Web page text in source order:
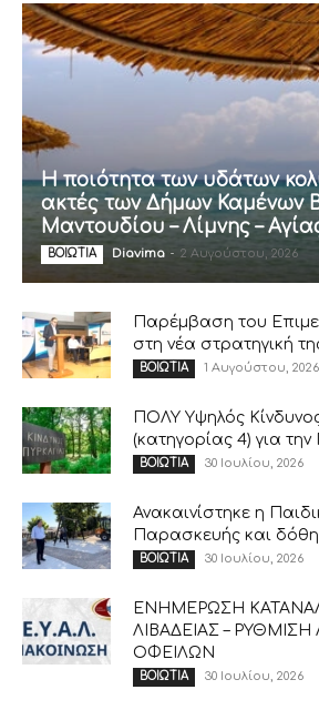
Η ποιότητα των υδάτων
ακτές των Δήμων Καμένων
Μαντουδίου – Λίμνης –
ΒΟΙΩΤΙΑ Diavima - 2 Αυγούστου, 2026
Παρέμβαση του
στη νέα στρατηγική
ΒΟΙΩΤΙΑ 1 Αυγούστου, 2026
ΠΟΛΥ Υψηλός
(κατηγορίας 4) για
ΒΟΙΩΤΙΑ 30 Ιουλίου, 2026
Ανακαινίστηκε η
Παρασκευής και
ΒΟΙΩΤΙΑ 30 Ιουλίου, 2026
ΕΝΗΜΕΡΩΣΗ
ΛΙΒΑΔΕΙΑΣ –
ΟΦΕΙΛΩΝ
ΒΟΙΩΤΙΑ 30 Ιουλίου, 2026